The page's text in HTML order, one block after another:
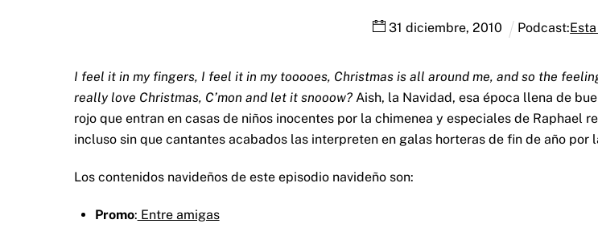
31 diciembre,2010 Podcast:
I feel it in my fingers, I feel it in my tooooes, Christmas is all around me, and so the
really love Christmas, C’mon and let it snooow? Aish, la Navidad, esa época llena de
rojo que entran en casas de niños inocentes por la chimenea y especiales de
incluso sin que cantantes acabados las interpreten en galas horteras de fin de año por
Los contenidos navideños de este episodio navideño son:
Promo: Entre amigas